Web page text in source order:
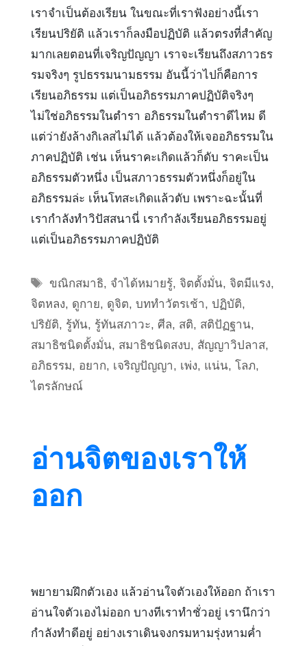
เราจำเป็นต้องเรียน ในขณะที่เราฟังอย่างนี้เรา
เรียนปริยัติ แล้วเราก็ลงมือปฏิบัติ แล้วตรงที่สำคัญ
มากเลยตอนที่เจริญปัญญา เราจะเรียนถึงสภาวธร
รมจริงๆ รูปธรรมนามธรรม อันนี้ว่าไปก็คือการ
เรียนอภิธรรม แต่เป็นอภิธรรมภาคปฏิบัติจริงๆ
ไม่ใช่อภิธรรมในตำรา อภิธรรมในตำราดีไหม ดี
แต่ว่ายังล้างกิเลสไม่ได้ แล้วต้องให้เจออภิธรรมใน
ภาคปฏิบัติ เช่น เห็นราคะเกิดแล้วก็ดับ ราคะเป็น
อภิธรรมตัวหนึ่ง เป็นสภาวธรรมตัวหนึ่งก็อยู่ใน
อภิธรรมล่ะ เห็นโทสะเกิดแล้วดับ เพราะฉะนั้นที่
เรากำลังทำวิปัสสนานี่ เรากำลังเรียนอภิธรรมอยู่
แต่เป็นอภิธรรมภาคปฏิบัติ
Tags
ขณิกสมาธิ, จำได้หมายรู้, จิตตั้งมั่น, จิตมีแรง,
จิตหลง, ดูกาย, ดูจิต, บททำวัตรเช้า, ปฏิบัติ,
ปริยัติ, รู้ทัน, รู้ทันสภาวะ, ศีล, สติ, สติปัฏฐาน,
สมาธิชนิดตั้งมั่น, สมาธิชนิดสงบ, สัญญาวิปลาส,
อภิธรรม, อยาก, เจริญปัญญา, เพ่ง, แน่น, โลภ,
ไตรลักษณ์
อ่านจิตของเราให้
ออก
พยายามฝึกตัวเอง แล้วอ่านใจตัวเองให้ออก ถ้าเรา
อ่านใจตัวเองไม่ออก บางทีเราทำชั่วอยู่ เรานึกว่า
กำลังทำดีอยู่ อย่างเราเดินจงกรมหามรุ่งหามค่ำ